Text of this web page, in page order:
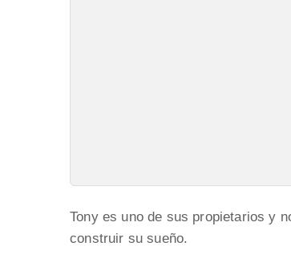
Tony es uno de sus propietarios y
construir su sueño.